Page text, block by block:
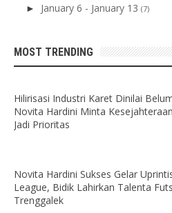
► January 6 - January 13 (7)
MOST TRENDING
Hilirisasi Industri Karet Dinilai
Novita Hardini Minta
Jadi Prioritas
Novita Hardini Sukses Gelar
League, Bidik Lahirkan Talenta
Trenggalek